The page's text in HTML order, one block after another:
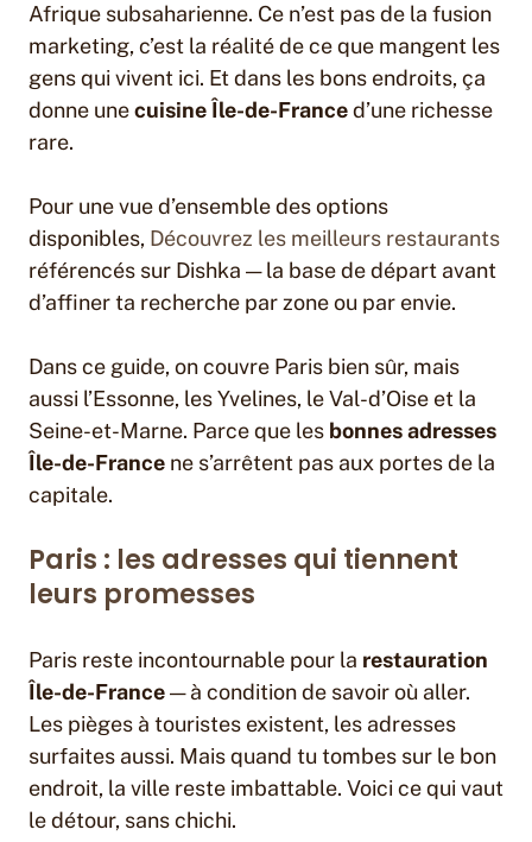
Afrique subsaharienne. Ce n’est pas de la fusion
marketing, c’est la réalité de ce que mangent les
gens qui vivent ici. Et dans les bons endroits, ça
donne unecuisine Île-de-Franced’une richesse
rare.
Pour une vue d’ensemble des options
disponibles, Découvrez les meilleurs restaurants
référencés sur Dishka — la base de départ avant
d’affiner ta recherche par zone ou par envie.
Dans ce guide, on couvre Paris bien sûr, mais
aussi l’Essonne, les Yvelines, le Val-d’Oise et la
Seine-et-Marne. Parce que les bonnes adresses
Île-de-France ne s’arrêtent pas aux portes de la
capitale.
Paris : les adresses qui tiennent
leurs promesses
Paris reste incontournable pour la restauration
Île-de-France— à condition de savoir où aller.
Les pièges à touristes existent, les adresses
surfaites aussi. Mais quand tu tombes sur le bon
endroit, la ville reste imbattable. Voici ce qui vaut
le détour, sans chichi.